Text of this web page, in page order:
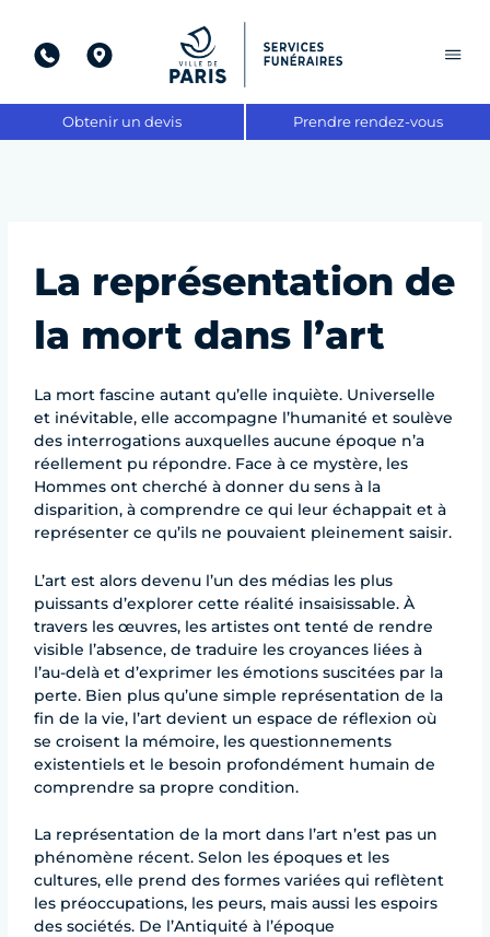
contenu
Obtenir un devis Prendre rendez-vous
La représentation de
la mort dans l’art
La mort fascine autant qu’elle inquiète. Universelle
et inévitable, elle accompagne l’humanité et soulève
des interrogations auxquelles aucune époque n’a
réellement pu répondre. Face à ce mystère, les
Hommes ont cherché à donner du sens à la
disparition, à comprendre ce qui leur échappait et à
représenter ce qu’ils ne pouvaient pleinement saisir.
L’art est alors devenu l’un des médias les plus
puissants d’explorer cette réalité insaisissable. À
travers les œuvres, les artistes ont tenté de rendre
visible l’absence, de traduire les croyances liées à
l’au-delà et d’exprimer les émotions suscitées par la
perte. Bien plus qu’une simple représentation de la
fin de la vie, l’art devient un espace de réflexion où
se croisent la mémoire, les questionnements
existentiels et le besoin profondément humain de
comprendre sa propre condition.
La représentation de la mort dans l’art n’est pas un
phénomène récent. Selon les époques et les
cultures, elle prend des formes variées qui reflètent
les préoccupations, les peurs, mais aussi les espoirs
des sociétés. De l’Antiquité à l’époque